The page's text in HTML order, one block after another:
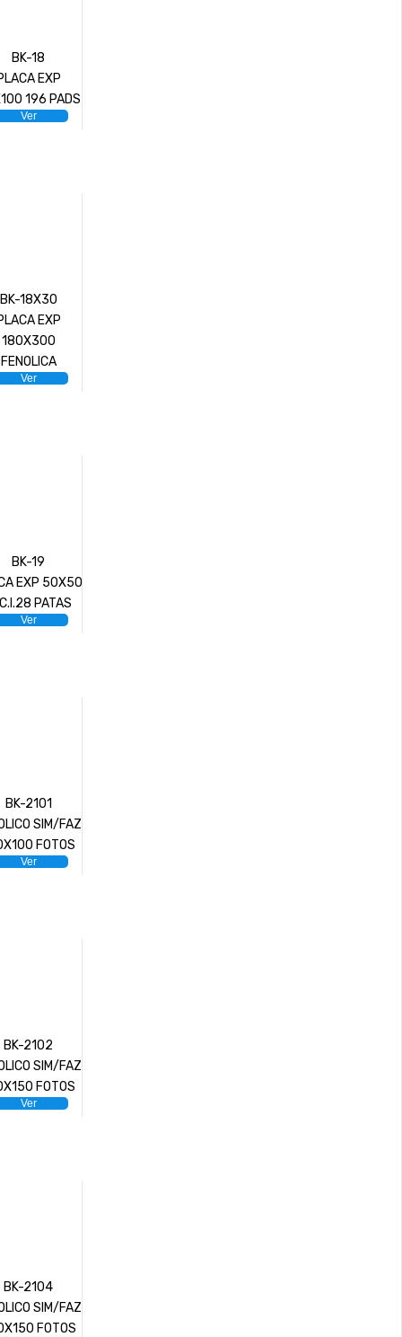
BK-18
EXP
196 PADS
Ver
BK-18X30
EXP
180X300
FENOLICA
Ver
BK-19
EXP 50X50
PATAS
Ver
BK-2101
SIM/FAZ
FOTOS
Ver
BK-2102
SIM/FAZ
FOTOS
Ver
BK-2104
SIM/FAZ
FOTOS